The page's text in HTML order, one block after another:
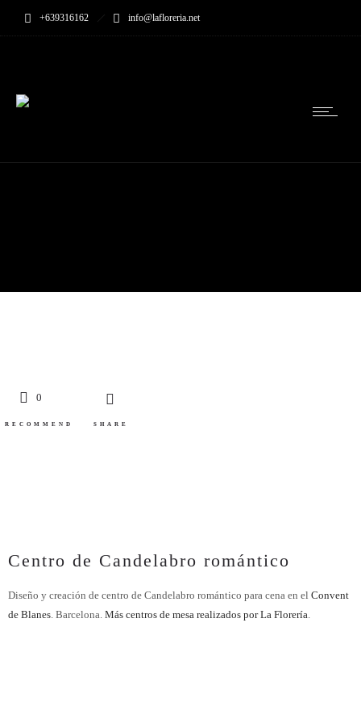
+639316162 info@lafloreria.net
0
RECOMMEND SHARE
Centro de Candelabro romántico
Diseño y creación de centro de Candelabro romántico para cena en el Convent
de Blanes. Barcelona. Más centros de mesa realizados por La Florería.